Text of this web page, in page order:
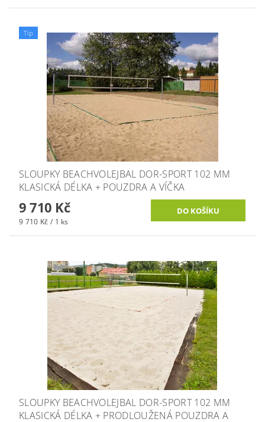
Tip
SLOUPKY BEACHVOLEJBAL DOR-SPORT 102 MM
KLASICKÁ DÉLKA + POUZDRA A VÍČKA
9 710 Kč
9 710 Kč / 1 ks
SLOUPKY BEACHVOLEJBAL DOR-SPORT 102 MM
KLASICKÁ DÉLKA + PRODLOUŽENÁ POUZDRA A